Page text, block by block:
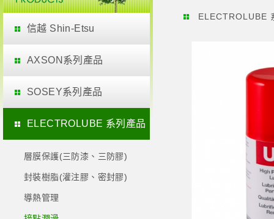
信越 Shin-Etsu
AXSON系列產品
SOSEY系列產品
ELECTROLUBE 系列產品
層膜保護(三防漆、三防膠)
封裝樹脂(灌注膠、密封膠)
導熱管理
ELECTROLUBE